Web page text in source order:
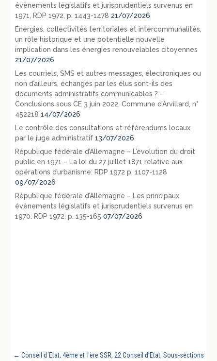
évènements législatifs et jurisprudentiels survenus en
1971, RDP 1972, p. 1443-1478 21/07/2026
Énergies, collectivités territoriales et intercommunalités,
un rôle historique et une potentielle nouvelle
implication dans les énergies renouvelables citoyennes
21/07/2026
Les courriels, SMS et autres messages, électroniques ou
non d’ailleurs, échangés par les élus sont-ils des
documents administratifs communicables ? –
Conclusions sous CE 3 juin 2022, Commune d’Arvillard, n°
452218 14/07/2026
Le contrôle des consultations et référendums locaux
par le juge administratif 13/07/2026
République fédérale d’Allemagne – L’évolution du droit
public en 1971 – La loi du 27 juillet 1871 relative aux
opérations d’urbanisme: RDP 1972 p. 1107-1128
09/07/2026
République fédérale d’Allemagne – Les principaux
évènements législatifs et jurisprudentiels survenus en
1970: RDP 1972, p. 135-165 07/07/2026
← Conseil d´Etat, 4ème et 1ère SSR, 22 Conseil d’Etat, Sous-sections